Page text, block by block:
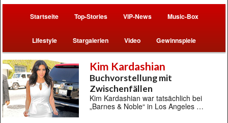
Startseite Top-Stories VIP-News Music-Box
Lifestyle Stargalerien Video Gewinnspiele
Kim Kardashian
Buchvorstellung mit
Zwischenfällen
Kim Kardashian war tatsächlich bei
„Barnes & Noble“ in Los Angeles …